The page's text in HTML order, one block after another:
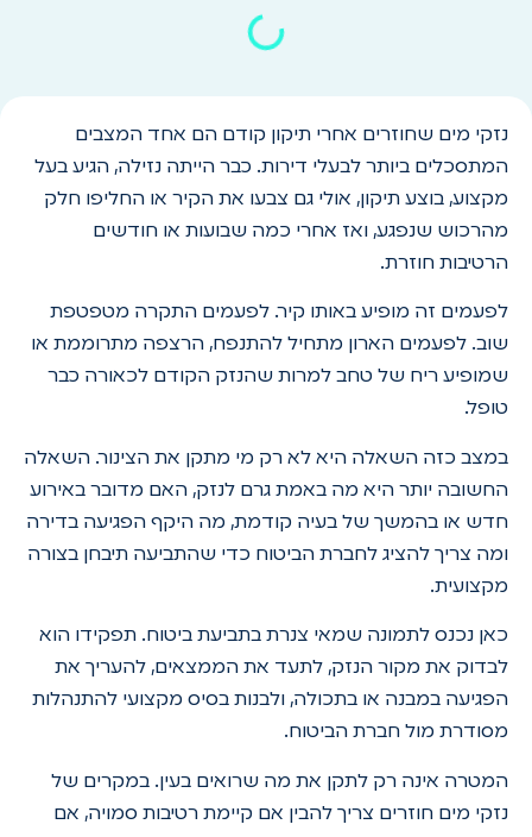
נזקי מים שחוזרים אחרי תיקון קודם הם אחד המצבים
המתסכלים ביותר לבעלי דירות. כבר הייתה נזילה, הגיע בעל
מקצוע, בוצע תיקון, אולי גם צבעו את הקיר או החליפו חלק
מהרכוש שנפגע, ואז אחרי כמה שבועות או חודשים
הרטיבות חוזרת.
לפעמים זה מופיע באותו קיר. לפעמים התקרה מטפטפת
שוב. לפעמים הארון מתחיל להתנפח, הרצפה מתרוממת או
שמופיע ריח של טחב למרות שהנזק הקודם לכאורה כבר
טופל.
במצב כזה השאלה היא לא רק מי מתקן את הצינור. השאלה
החשובה יותר היא מה באמת גרם לנזק, האם מדובר באירוע
חדש או בהמשך של בעיה קודמת, מה היקף הפגיעה בדירה
ומה צריך להציג לחברת הביטוח כדי שהתביעה תיבחן בצורה
מקצועית.
כאן נכנס לתמונה שמאי צנרת בתביעת ביטוח. תפקידו הוא
לבדוק את מקור הנזק, לתעד את הממצאים, להעריך את
הפגיעה במבנה או בתכולה, ולבנות בסיס מקצועי להתנהלות
מסודרת מול חברת הביטוח.
המטרה אינה רק לתקן את מה שרואים בעין. במקרים של
נזקי מים חוזרים צריך להבין אם קיימת רטיבות סמויה, אם